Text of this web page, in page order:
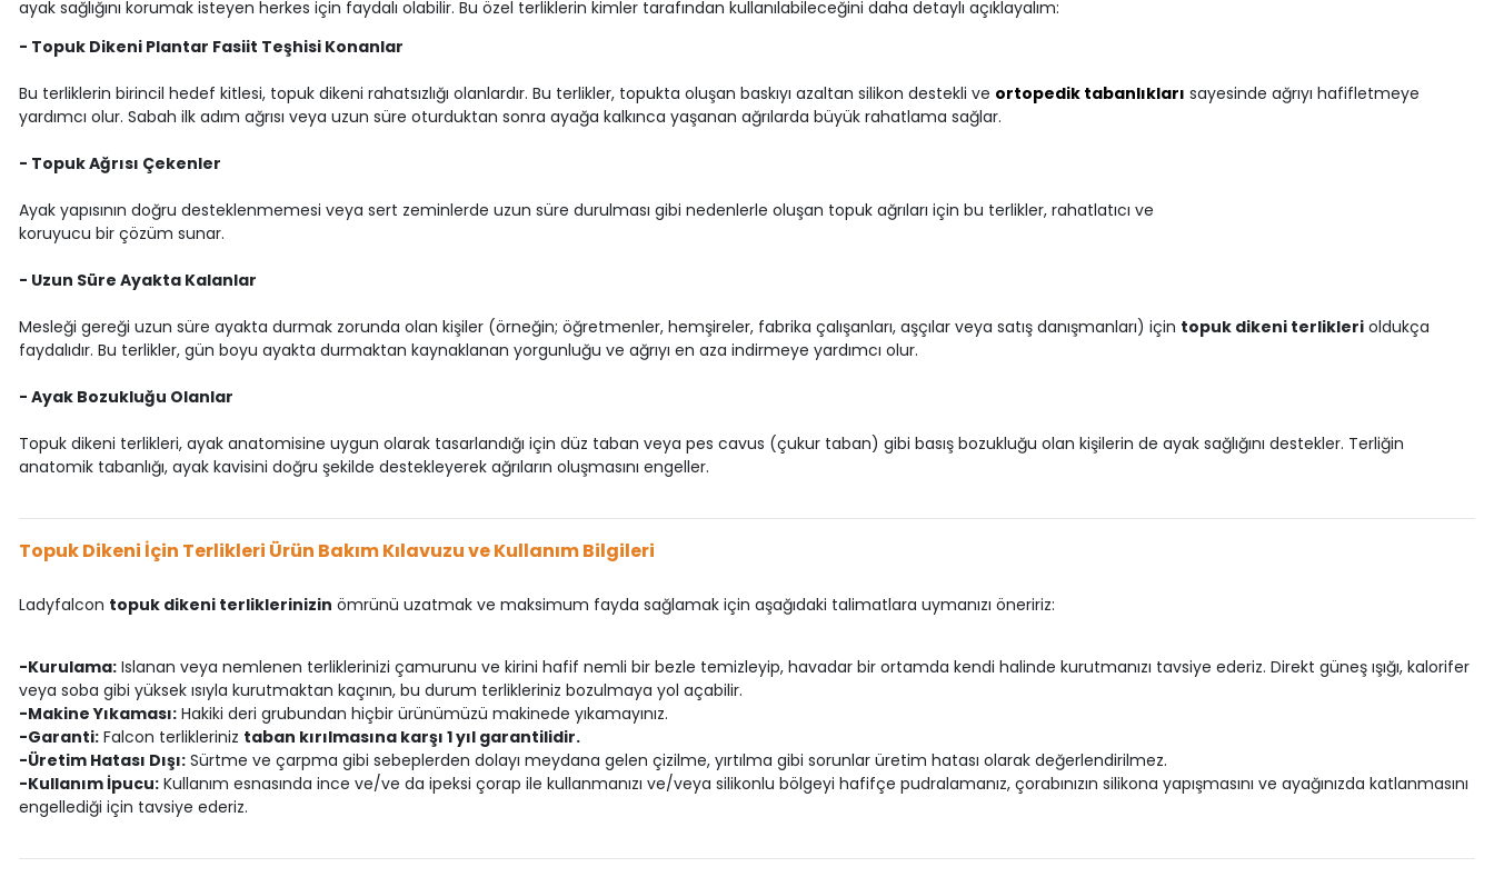
ayak sağlığını korumak isteyen herkes için faydalı olabilir. Bu özel terliklerin kimler tarafından kullanılabileceğini daha detaylı açıklayalım:
- Topuk Dikeni Plantar Fasiit Teşhisi Konanlar
Bu terliklerin birincil hedef kitlesi, topuk dikeni rahatsızlığı olanlardır. Bu terlikler, topukta oluşan baskıyı azaltan silikon destekli ve ortopedik tabanlıkları sayesinde ağrıyı hafifletmeye
yardımcı olur. Sabah ilk adım ağrısı veya uzun süre oturduktan sonra ayağa kalkınca yaşanan ağrılarda büyük rahatlama sağlar.
- Topuk Ağrısı Çekenler
Ayak yapısının doğru desteklenmemesi veya sert zeminlerde uzun süre durulması gibi nedenlerle oluşan topuk ağrıları için bu terlikler, rahatlatıcı ve
koruyucu bir çözüm sunar.
- Uzun Süre Ayakta Kalanlar
Mesleği gereği uzun süre ayakta durmak zorunda olan kişiler (örneğin; öğretmenler, hemşireler, fabrika çalışanları, aşçılar veya satış danışmanları) için topuk dikeni terliklerioldukça
faydalıdır. Bu terlikler, gün boyu ayakta durmaktan kaynaklanan yorgunluğu ve ağrıyı en aza indirmeye yardımcı olur.
- Ayak Bozukluğu Olanlar
Topuk dikeni terlikleri, ayak anatomisine uygun olarak tasarlandığı için düz taban veya pes cavus (çukur taban) gibi basış bozukluğu olan kişilerin de ayak sağlığını destekler. Terliğin
anatomik tabanlığı, ayak kavisini doğru şekilde destekleyerek ağrıların oluşmasını engeller.
Topuk Dikeni İçin Terlikleri Ürün Bakım Kılavuzu ve Kullanım Bilgileri
Ladyfalcon topuk dikeni terliklerinizin ömrünü uzatmak ve maksimum fayda sağlamak için aşağıdaki talimatlara uymanızı öneririz:
-Kurulama:Islanan veya nemlenen terliklerinizi çamurunu ve kirini hafif nemli bir bezle temizleyip, havadar bir ortamda kendi halinde kurutmanızı tavsiye ederiz. Direkt güneş ışığı, kalorifer
veya soba gibi yüksek ısıyla kurutmaktan kaçının, bu durum terlikleriniz bozulmaya yol açabilir.
-Makine Yıkaması:Hakiki deri grubundan hiçbir ürünümüzü makinede yıkamayınız.
-Garanti:Falcon terlikleriniz taban kırılmasına karşı 1 yıl garantilidir.
-Üretim Hatası Dışı:Sürtme ve çarpma gibi sebeplerden dolayı meydana gelen çizilme, yırtılma gibi sorunlar üretim hatası olarak değerlendirilmez.
-Kullanım İpucu:Kullanım esnasında ince ve/ve da ipeksi çorap ile kullanmanızı ve/veya silikonlu bölgeyi hafifçe pudralamanız, çorabınızın silikona yapışmasını ve ayağınızda katlanmasını
engellediği için tavsiye ederiz.